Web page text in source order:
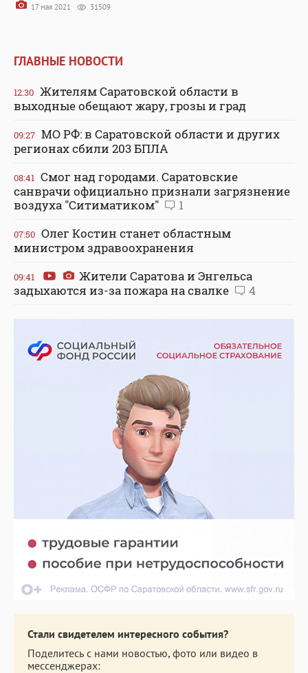
17 мая 2021 31509
ГЛАВНЫЕ НОВОСТИ
12:30 Жителям Саратовской области в
выходные обещают жару, грозы и град
09:27 МО РФ: в Саратовской области и других
регионах сбили 203 БПЛА
08:41 Смог над городами. Саратовские
санврачи официально признали загрязнение
воздуха "Ситиматиком"
1
07:50 Олег Костин станет областным
министром здравоохранения
09:41
Жители Саратова и Энгельса
задыхаются из-за пожара на свалке
4
Стали свидетелем интересного события?
Поделитесь с нами новостью, фото или видео в
мессенджерах: